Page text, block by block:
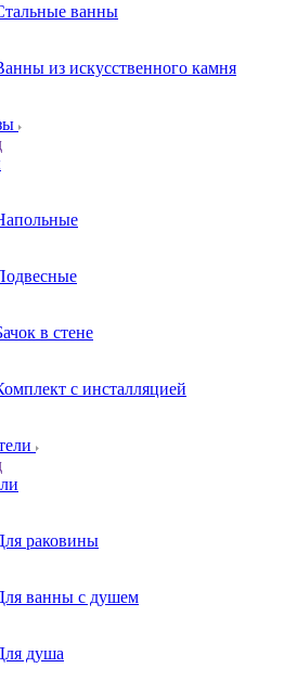
ванны
из искусственного камня
в стене
с инсталляцией
раковины
ванны с душем
душа